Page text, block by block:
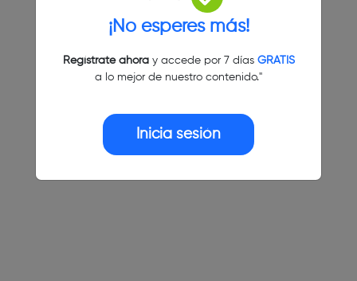
¡No esperes más!
Regístrate ahoray accede por 7 días GRATIS
a lo mejor de nuestro contenido."
Inicia sesión